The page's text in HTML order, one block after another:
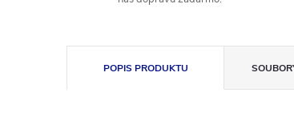
POPIS PRODUKTU